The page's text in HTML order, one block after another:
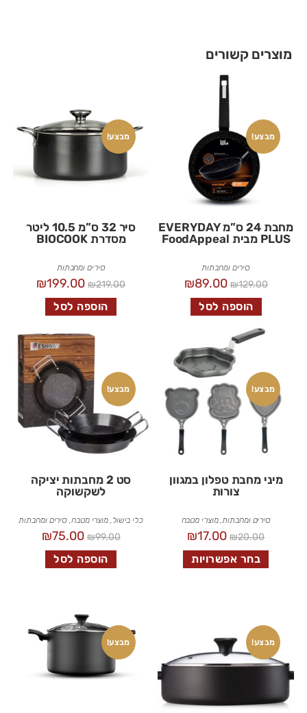
מוצרים קשורים
מבצע!
מחבת 24 ס”מ EVERYDAY
PLUS מבית FoodAppeal
סירים ומחבתות
₪129.00
₪89.00
הוספה לסל
מבצע!
סיר 32 ס”מ 10.5 ליטר
מסדרת BIOCOOK
סירים ומחבתות
₪219.00
₪199.00
הוספה לסל
מבצע!
מיני מחבת טפלון במגוון
צורות
סירים ומחבתות,מוצרי מטבח
₪20.00
₪17.00
בחר אפשרויות
מבצע!
סט 2 מחבתות יציקה
לשקשוקה
כלי בישול, מוצרי מטבח, סירים ומחבתות
₪99.00
₪75.00
הוספה לסל
מבצע! מבצע!